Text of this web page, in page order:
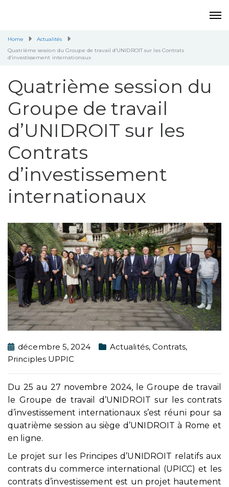
Home
Actualités
Quatrième session du Groupe de travail d’UNIDROIT sur les Contrats
d’investissement internationaux
Quatrième session du
Groupe de travail
d’UNIDROIT sur les
Contrats
d’investissement
internationaux
décembre 5, 2024 Actualités,Contrats,
Principles UPPIC
Du 25 au 27 novembre 2024, le Groupe de travail
le Groupe de travail d’UNIDROIT sur les contrats
d’investissement internationaux s’est réuni pour sa
quatrième session au siège d’UNIDROIT à Rome et
en ligne.
Le projet sur les Principes d’UNIDROIT relatifs aux
contrats du commerce international (UPICC) et les
contrats d’investissement est un projet hautement